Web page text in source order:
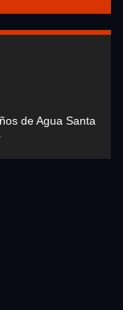
de Agua Santa